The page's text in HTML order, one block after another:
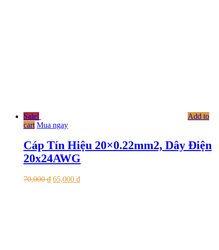
Sale!
Add to
cart Mua ngay
Cáp Tín Hiệu 20×0.22mm2, Dây Điện
20x24AWG
70,000₫ 65,000 ₫